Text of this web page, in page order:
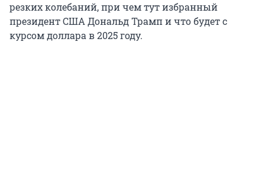
резких колебаний, при чем тут избранный
президент США Дональд Трамп и что будет с
курсом доллара в 2025 году.